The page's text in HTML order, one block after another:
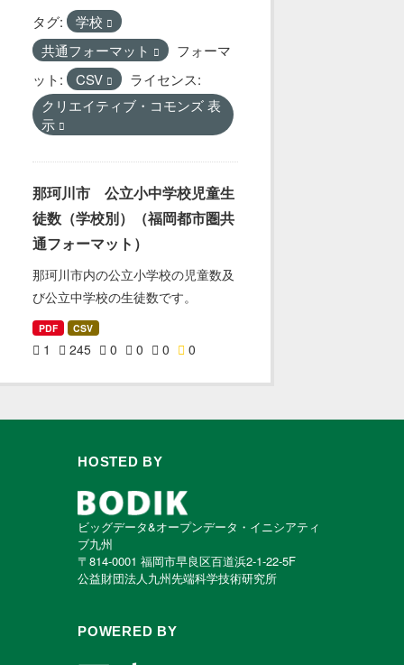
タグ:
学校
共通フォーマット
フォーマ
ット:
CSV
ライセンス:
クリエイティブ・コモンズ 表
示
那珂川市 公立小中学校児童生
徒数（学校別）（福岡都市圏共
通フォーマット）
那珂川市内の公立小学校の児童数及
び公立中学校の生徒数です。
PDF CSV
1 245 0 0 0 0
HOSTED BY
ビッグデータ&オープンデータ・イニシアティ
ブ九州
〒814-0001 福岡市早良区百道浜2-1-22-5F
公益財団法人九州先端科学技術研究所
POWERED BY